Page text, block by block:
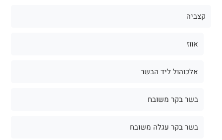
קצביה
אווז
אלכוהול ליד הבשר
בשר בקר משובח
בשר בקר עגלה משובח